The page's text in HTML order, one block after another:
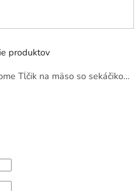
produktov
Perfect Home Tĺčik na mäso so sekáčikom, 56893
je 5 z 5 hviezdičiek.